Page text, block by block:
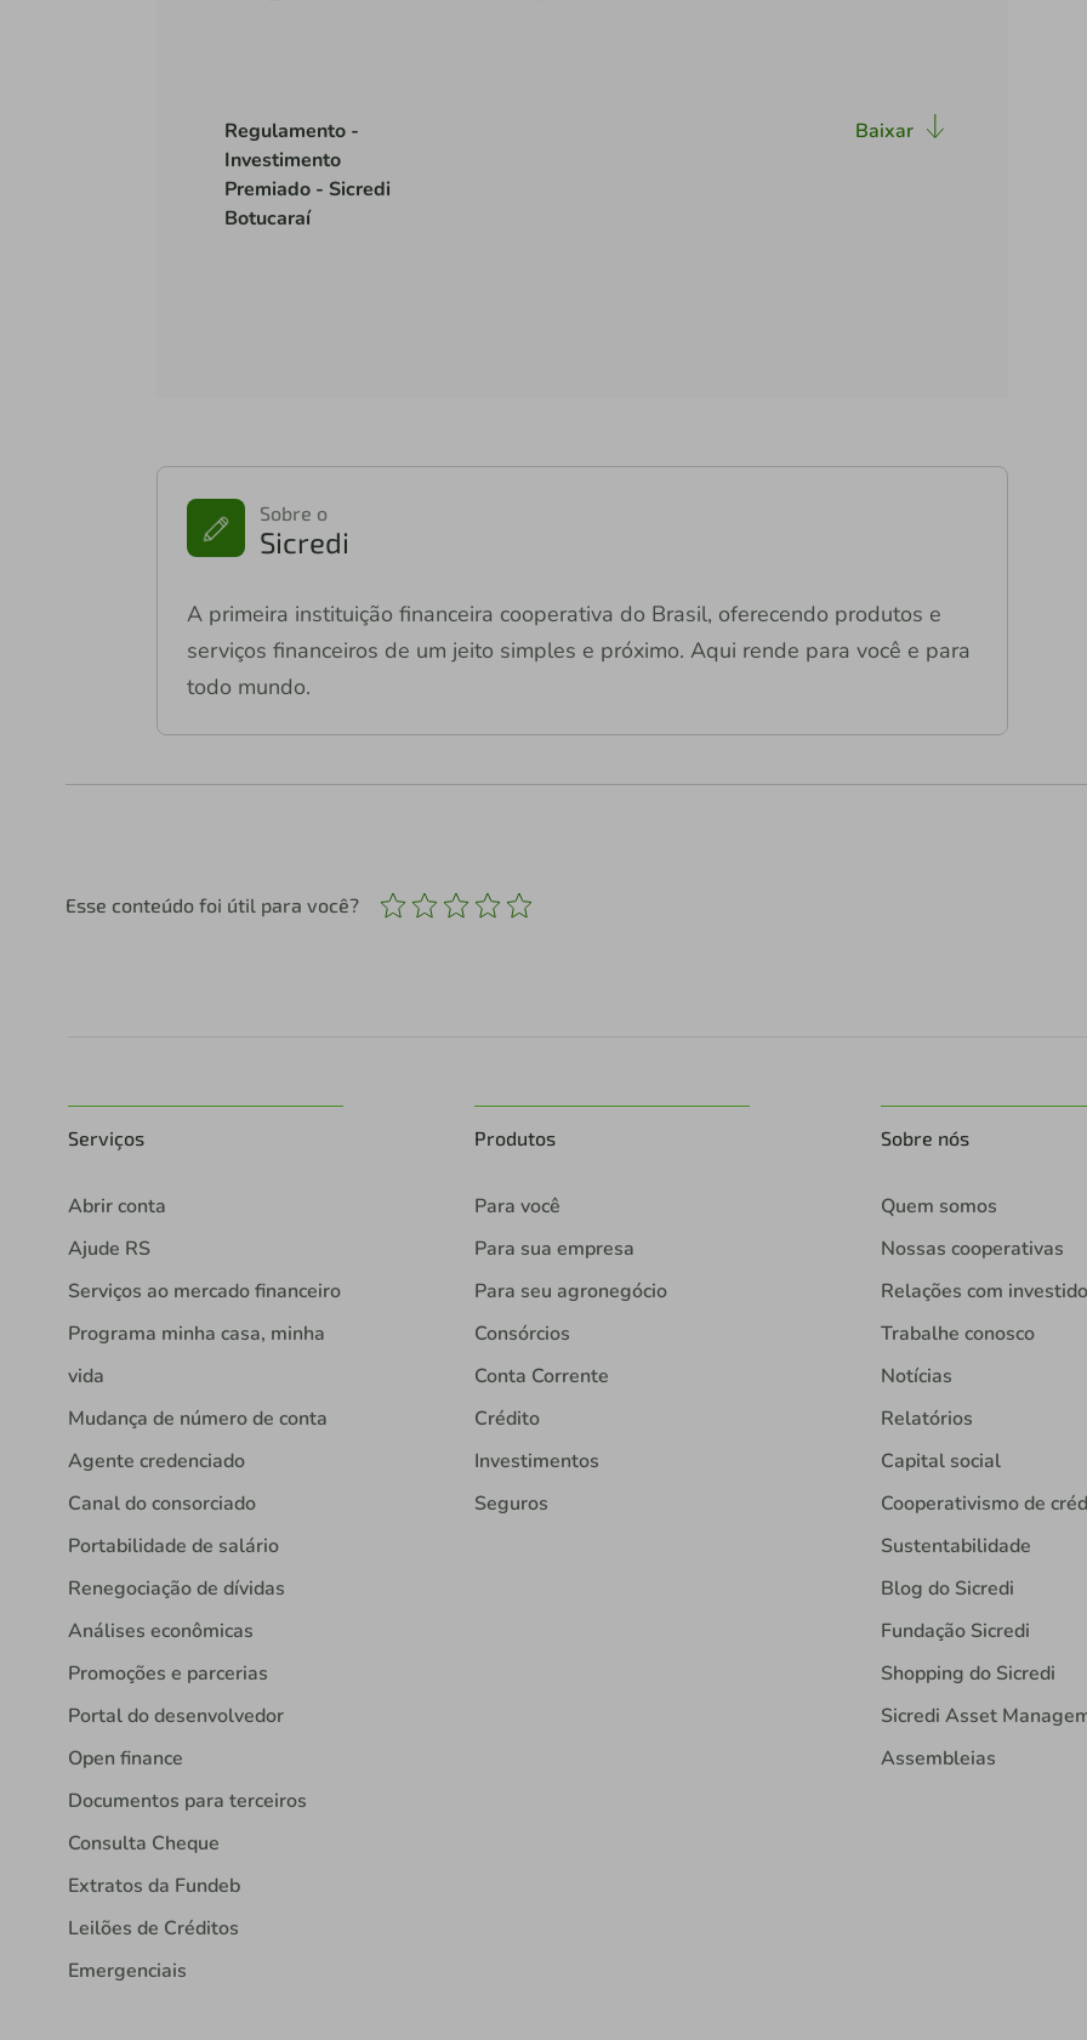
Regulamento -
Investimento
Premiado - Sicredi
Botucaraí
Baixar
Sobre o
Sicredi
A primeira instituição financeira cooperativa do Brasil, oferecendo produtos e
serviços financeiros de um jeito simples e próximo. Aqui rende para você e para
todo mundo.
Esse conteúdo foi útil para você?
Serviços
Abrir conta
Ajude RS
Serviços ao mercado financeiro
Programa minha casa, minha
vida
Mudança de número de conta
Agente credenciado
Canal do consorciado
Portabilidade de salário
Renegociação de dívidas
Análises econômicas
Promoções e parcerias
Portal do desenvolvedor
Open finance
Documentos para terceiros
Consulta Cheque
Extratos da Fundeb
Leilões de Créditos
Emergenciais
Produtos
Para você
Para sua empresa
Para seu agronegócio
Consórcios
Conta Corrente
Crédito
Investimentos
Seguros
Sobre nós
Quem somos
Nossas cooperativas
Relações com
Trabalhe conosco
Notícias
Relatórios
Capital social
Cooperativismo de
Sustentabilidade
Blog do Sicredi
Fundação Sicredi
Shopping do Sicredi
Sicredi Asset
Assembleias